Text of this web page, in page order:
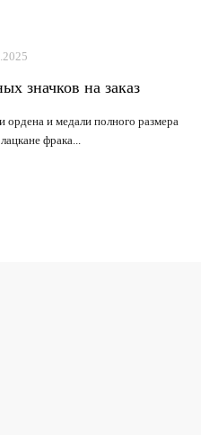
значков на заказ
и медали полного размера
фрака...